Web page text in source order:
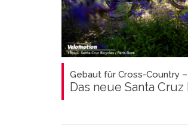
Gebaut für Cross-Country –
Das neue Santa